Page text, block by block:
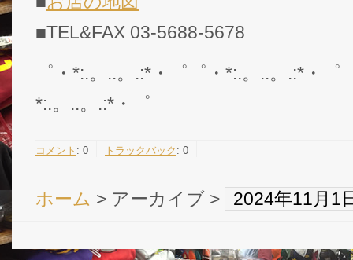
■TEL&FAX 03-5688-5678
゜・*:.。..。.:*・゜゜・*:.。..。.:*・
*:.。..。.:*・゜
コメント : 0 トラックバック : 0
ホーム > アーカイブ > 2024年11月1